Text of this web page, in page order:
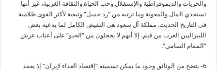
والحريات والديموقراطية والإستقلال وحب الحياة والثقافة الغربية، غير أنها
تستجدي المال والمعونة وما ترتبه من “رد جميل” وتبعية لأكثر القوى ظلامية
في التاريخ الحديث. مملكة آل سعود هي النقيض الكامل لما يدعيه بعض
الليبراليين العرب من قيم، إلا أنهم لا يخجلون من “الحبو” على أعتاب عرش
“المقام السامي”.
6- يتضح من الوثائق وجود ما يمكن تسميته “إقتصاد العداء لإيران” إذ يعمد